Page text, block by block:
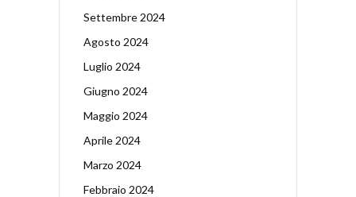
Settembre 2024
Agosto 2024
Luglio 2024
Giugno 2024
Maggio 2024
Aprile 2024
Marzo 2024
Febbraio 2024